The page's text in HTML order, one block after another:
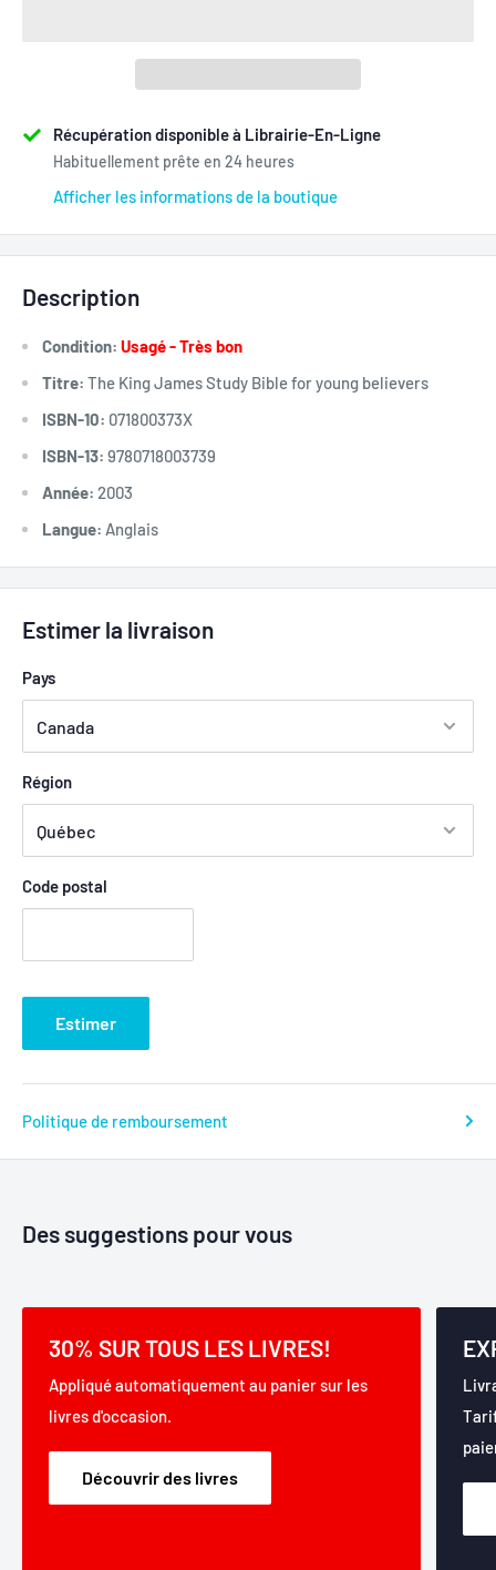
Récupération disponible à Librairie-En-Ligne
Habituellement prête en 24 heures
Afficher les informations de la boutique
Description
Condition: Usagé - Très bon
Titre: The King James Study Bible for young believers
ISBN-10: 071800373X
ISBN-13: 9780718003739
Année: 2003
Langue: Anglais
Estimer la livraison
Pays
Région
Code postal
Estimer
Politique de remboursement
Des suggestions pour vous
30% SUR TOUS LES LIVRES!
Appliqué automatiquement au panier sur les
livres d'occasion.
Découvrir des livres